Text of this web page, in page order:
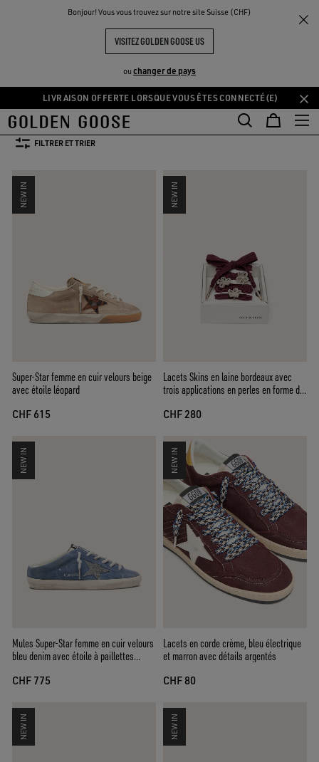
Bonjour! Vous vous trouvez sur notre site Suisse (CHF)
VISITEZ GOLDEN GOOSE US
ou changer de pays
Aller
au
contenu
Aller
au
contenu
pied
de
page
LIVRAISON OFFERTE LORSQUE VOUS ÊTES CONNECTÉ(E)
THE
COMMUNITY
Nouveautés
NOUVEAUTÉS FEMME
TAILLE: U 34 35 36 37 38 39
FILTRER ET TRIER
NEW IN
Super-Star femme en cuir velours beige
avec étoile léopard
CHF 615
NEW IN
Lacets Skins en laine bordeaux avec
trois applications en perles en forme de
CHF 280
NEW IN
Mules Super-Star femme en cuir velours
bleu denim avec étoile à paillettes
CHF 775
NEW IN
Lacets en corde crème, bleu électrique
et marron avec détails argentés
CHF 80
NEW IN NEW IN